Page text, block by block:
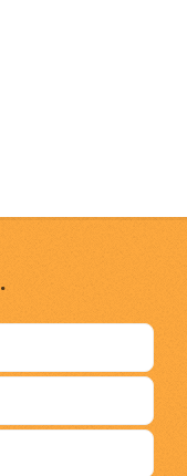
oferece